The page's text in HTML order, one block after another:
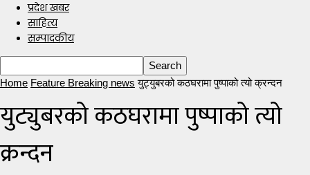
प्रदेश खबर
साहित्य
सम्पादकीय
Home Feature Breaking news युट्युबरको कठघरामा पुष्पाको त्यो क्रन्दन
युट्युबरको कठघरामा पुष्पाको त्यो
क्रन्दन